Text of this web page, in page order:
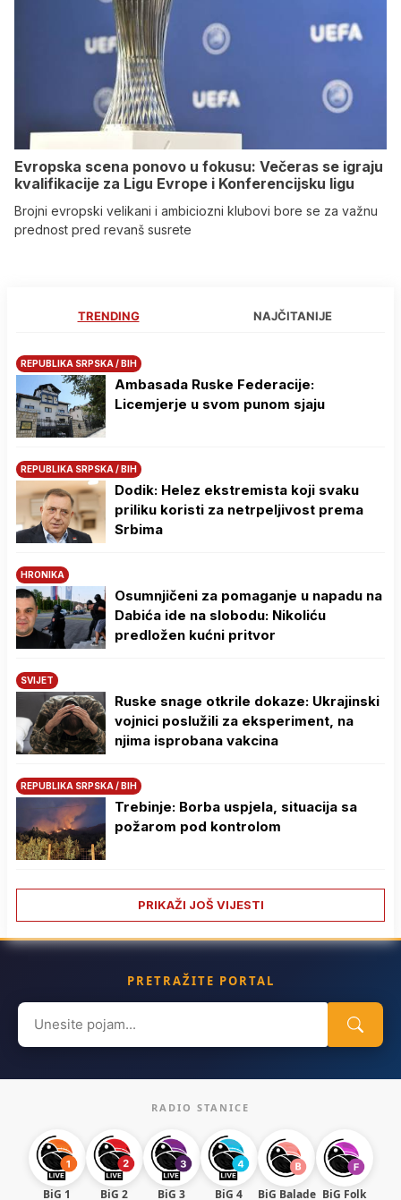
Evropska scena ponovo u fokusu: Večeras se igraju
kvalifikacije za Ligu Evrope i Konferencijsku ligu
Brojni evropski velikani i ambiciozni klubovi bore se za važnu
prednost pred revanš susrete
TRENDING NAJČITANIJE
REPUBLIKA SRPSKA / BIH
Ambasada Ruske Federacije:
Licemjerje u svom punom sjaju
REPUBLIKA SRPSKA / BIH
Dodik: Helez ekstremista koji svaku
priliku koristi za netrpeljivost prema
Srbima
HRONIKA
Osumnjičeni za pomaganje u napadu na
Dabića ide na slobodu: Nikoliću
predložen kućni pritvor
SVIJET
Ruske snage otkrile dokaze: Ukrajinski
vojnici poslužili za eksperiment, na
njima isprobana vakcina
REPUBLIKA SRPSKA / BIH
Trebinje: Borba uspjela, situacija sa
požarom pod kontrolom
PRIKAŽI JOŠ VIJESTI
PRETRAŽITE PORTAL
Search
for:
RADIO STANICE
BiG 1 BiG 2 BiG 3 BiG 4 BiG Balade BiG Folk